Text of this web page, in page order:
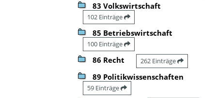
83 Volkswirtschaft
102 Einträge
85 Betriebswirtschaft
100 Einträge
86 Recht 262 Einträge
89 Politikwissenschaften
59 Einträge